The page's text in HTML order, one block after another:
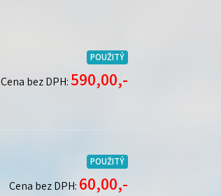
POUŽITÝ
Cena bez DPH:590,00,-
POUŽITÝ
Cena bez DPH: 60,00,-